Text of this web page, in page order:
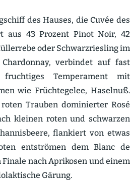
des Hauses, die Cuvée des
aus 43 Prozent Pinot Noir, 42
oder Schwarz­riesling im
verbindet auf fast
fruch­tiges Tempe­rament mit
wie Früch­te­gelee, Haselnuß.
Trauben dominierter Rosé
kleinen roten und schwarzen
flankiert von etwas
entströmen dem Blanc de
nach Aprikosen und einem
Gärung.